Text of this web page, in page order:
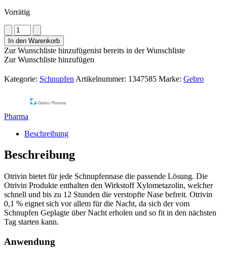
Vorrätig
Otrivin
0,1%
Nasenspray
ohne
Konservierungsmittel
Menge
In den Warenkorb
Zur Wunschliste hinzufügenist bereits in der Wunschliste
Zur Wunschliste hinzufügen
Kategorie: Schnupfen Artikelnummer: 1347585 Marke: Gebro
Pharma
Beschreibung
Beschreibung
Otrivin bietet für jede Schnupfennase die passende Lösung. Die
Otrivin Produkte enthalten den Wirkstoff Xylometazolin, welcher
schnell und bis zu 12 Stunden die verstopfte Nase befreit. Otrivin
0,1 % eignet sich vor allem für die Nacht, da sich der vom
Schnupfen Geplagte über Nacht erholen und so fit in den nächsten
Tag starten kann.
Anwendung